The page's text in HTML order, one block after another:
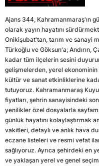
Ajans 344, Kahramanmaraş'ın
olarak yayın hayatını
Onikişubat'tan, tarım ve sanayi
Türkoğlu ve Göksun'a; Andırın,
kadar tüm ilçelerin sesini
gelişmelerden, yerel
kültür ve sanat etkinliklerine
tutuyoruz. Kahramanmaraş
fiyatları, şehrin sanayisindeki
yenilikler özel dosyalarla
günlük hayatını kolaylaştırmak
vakitleri, detaylı ve anlık hava
eczane listeleri ve resmi vefat
sağlıyoruz. Ayrıca şehirdeki en
ve yaklaşan yerel ve genel